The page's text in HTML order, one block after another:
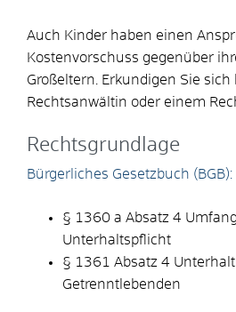
Auch Kinder haben einen
Kostenvorschuss gegenüber
Großeltern. Erkundigen Sie sich
Rechtsanwältin oder einem
Rechtsgrundlage
Bürgerliches Gesetzbuch (BGB):
§ 1360 a Absatz 4
Unterhaltspflicht
§ 1361 Absatz 4
Getrenntlebenden